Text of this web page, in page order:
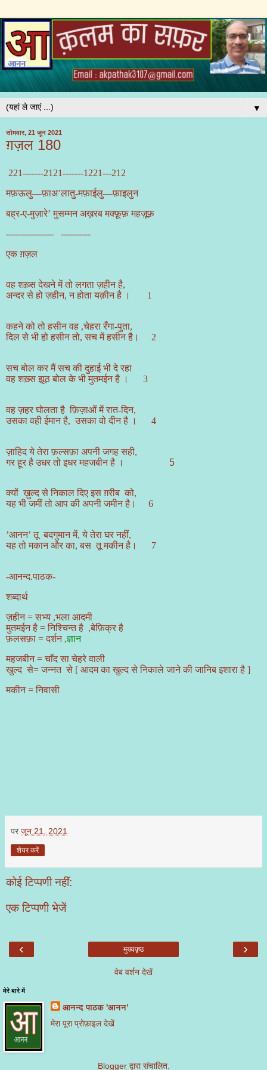
▼
सोमवार, 21 जून 2021
ग़ज़ल 180
221-------2121-------1 221---212
मफ़ऊलु—फ़ाअ’लातु-मफ़ाईलु—फ़ाइलुन
बह्र-ए-मुज़ारे’ मुसम्मन अख़रब मक्फ़ूफ़ महज़ूफ़
---------------- ----------
एक ग़ज़ल
वह शख़्स देखने में तो लगता ज़हीन है,
अन्दर से हो ज़हीन, न होता यक़ीन है । 1
कहने को तो हसीन वह ,चेहरा रँगा-पुता,
दिल से भी हो हसीन तो,सच में हसीन है। 2
सच बोल कर मैं सच की दुहाई भी दे रहा
वह शख़्स झूठ बोल के भी मुतमईन है । 3
वह ज़हर घोलता है फ़िज़ाओं में रात-दिन,
उसका वही ईमान है, उसका वो दीन है । 4
ज़ाहिद ये तेरा फ़ल्सफ़ा अपनी जगह सही,
गर हूर है उधर तो इधर महजबीन है । 5
क्यों ख़ुल्द से निकाल दिए इस ग़रीब को,
यह भी जमीं तो आप की अपनी जमीन है। 6
’आनन’ तू बदगुमान में, ये तेरा घर नहीं,
यह तो मकान और का, बस तू मकीन है। 7
-आनन्द.पाठक-
शब्दार्थ
ज़हीन = सभ्य ,भला आदमी
मुतमईन है = निश्चिन्त है ,बेफ़िक्र है
फ़लसफ़ा = दर्शन ,ज्ञान
महजबीन = चाँद सा चेहरे वाली
खुल्द से= जन्नत से [ आदम का खुल्द से निकाले जाने की जानिब इशारा है ]
मकीन = निवासी
पर जून 21, 2021
शेयर करें
कोई टिप्पणी नहीं:
एक टिप्पणी भेजें
‹ ›
मुख्यपृष्ठ
वेब वर्शन देखें
मेरे बारे में
आनन्द पाठक 'आनन’
मेरा पूरा प्रोफ़ाइल देखें
Bloggerद्वारा संचालित.